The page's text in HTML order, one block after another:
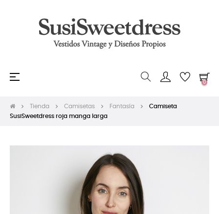
Navegación
☰
0
Tienda Camisetas Fantasía
Camiseta
SusiSweetdress roja manga larga